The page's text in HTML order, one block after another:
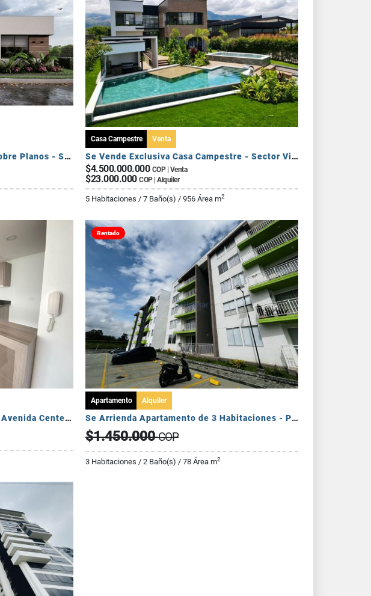
Se Venden Casas Campestres Sobre Planos - Sector Circasia
Casa Campestre Venta
Se Vende Exclusiva Casa Campestre - Sector Via Armenia Calarca
$4.500.000.000 COP | Venta
$23.000.000 COP | Alquiler
5 Habitaciones / 7 Baño(s) / 956 Área m2
Se Vende Apartamento - Sector Avenida Centenario
Rentado
Apartamento Alquiler
Se Arrienda Apartamento de 3 Habitaciones - Puerto Espejo
$1.450.000COP
3 Habitaciones / 2 Baño(s) / 78 Área m2